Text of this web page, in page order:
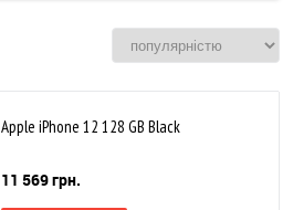
Apple iPhone 12 128 GB Black
11 569 грн.